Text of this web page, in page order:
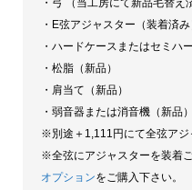
・弓 （当工房にて新品毛替え
・E弦アジャスター（装着済み
・ハードケースまたはセミハ
・松脂（新品）
・肩当て（新品）
・弱音器または消音機（新品）
※別途＋1,111円にて全弦アジ
※全弦にアジャスターを装着
オプションをご購入下さい。